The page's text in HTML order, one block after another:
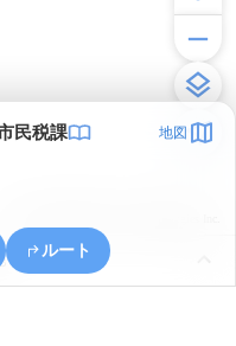
民税課 地図
ルート